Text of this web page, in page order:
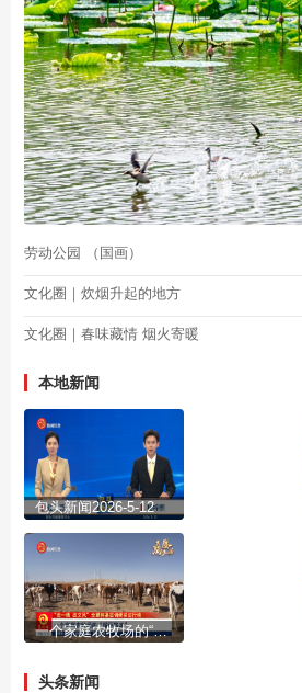
劳动公园 （国画）
文化圈｜炊烟升起的地方
文化圈｜春味藏情 烟火寄暖
本地新闻
包头新闻2026-5-12
一个家庭农牧场的“循环账本”
头条新闻